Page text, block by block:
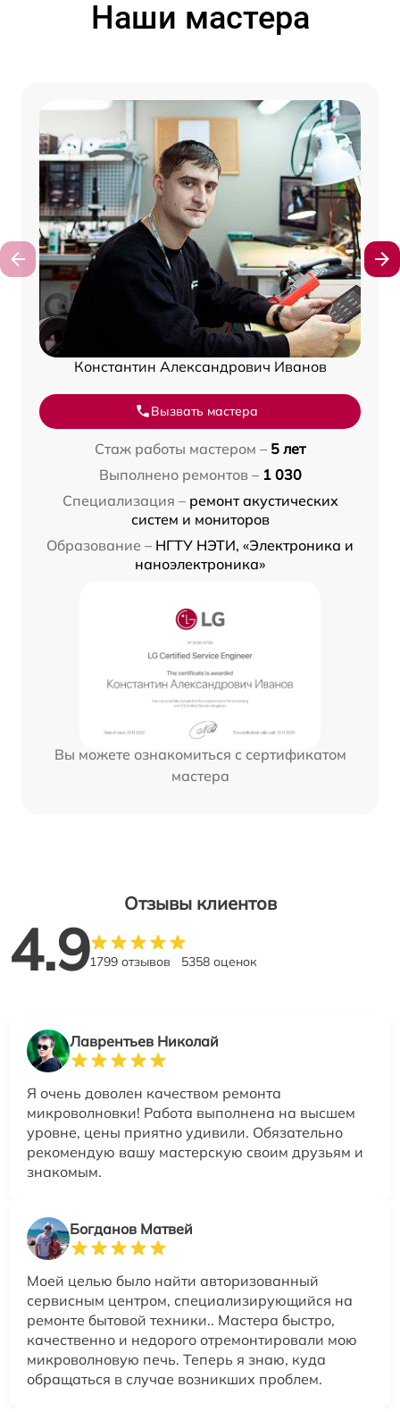
Наши мастера
Константин Александрович Иванов
Вызвать мастера
Стаж работы мастером – 5 лет
Выполнено ремонтов – 1 030
Специализация – ремонт акустических
систем и мониторов
Образование – НГТУ НЭТИ, «Электроника и
наноэлектроника»
Вы можете ознакомиться с сертификатом
мастера
Отзывы клиентов
4.91799 отзывов 5358 оценок
Лаврентьев Николай
Я очень доволен качеством ремонта
микроволновки! Работа выполнена на высшем
уровне, цены приятно удивили. Обязательно
рекомендую вашу мастерскую своим друзьям и
знакомым.
Богданов Матвей
Моей целью было найти авторизованный
сервисным центром, специализирующийся на
ремонте бытовой техники.. Мастера быстро,
качественно и недорого отремонтировали мою
микроволновую печь. Теперь я знаю, куда
обращаться в случае возникших проблем.